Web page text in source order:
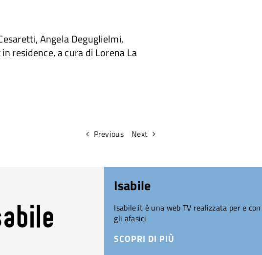
Angela Deguglielmi,
residence, a cura di Lorena La
Previous Next
Isabile
Isabile.it è una web TV realizzata per e con
gli afasici
SCOPRI DI PIÙ